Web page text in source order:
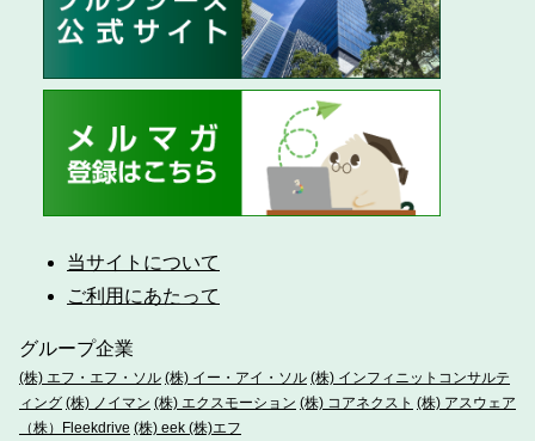
当サイトについて
ご利用にあたって
グループ企業
(株) エフ・エフ・ソル (株) イー・アイ・ソル (株) インフィニットコンサルテ
ィング (株) ノイマン (株) エクスモーション (株) コアネクスト (株) アスウェア
（株）Fleekdrive (株) eek (株)エフ